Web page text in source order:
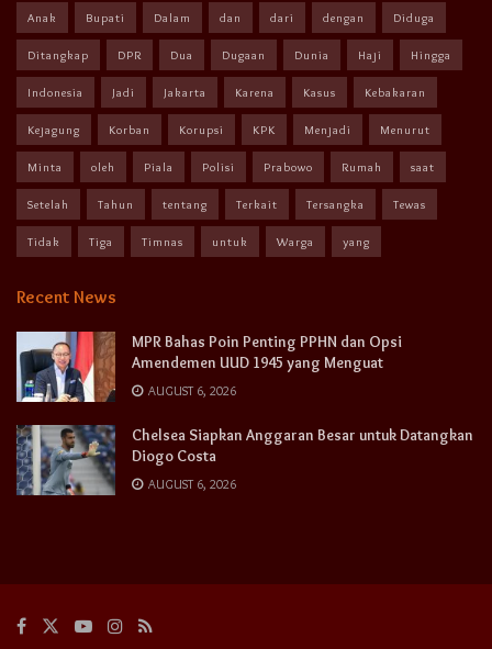
Anak Bupati Dalam dan dari dengan Diduga
Ditangkap DPR Dua Dugaan Dunia Haji Hingga
Indonesia Jadi Jakarta Karena Kasus Kebakaran
Kejagung Korban Korupsi KPK Menjadi Menurut
Minta oleh Piala Polisi Prabowo Rumah saat
Setelah Tahun tentang Terkait Tersangka Tewas
Tidak Tiga Timnas untuk Warga yang
Recent News
MPR Bahas Poin Penting PPHN dan Opsi
Amendemen UUD 1945 yang Menguat
AUGUST 6, 2026
Chelsea Siapkan Anggaran Besar untuk Datangkan
Diogo Costa
AUGUST 6, 2026